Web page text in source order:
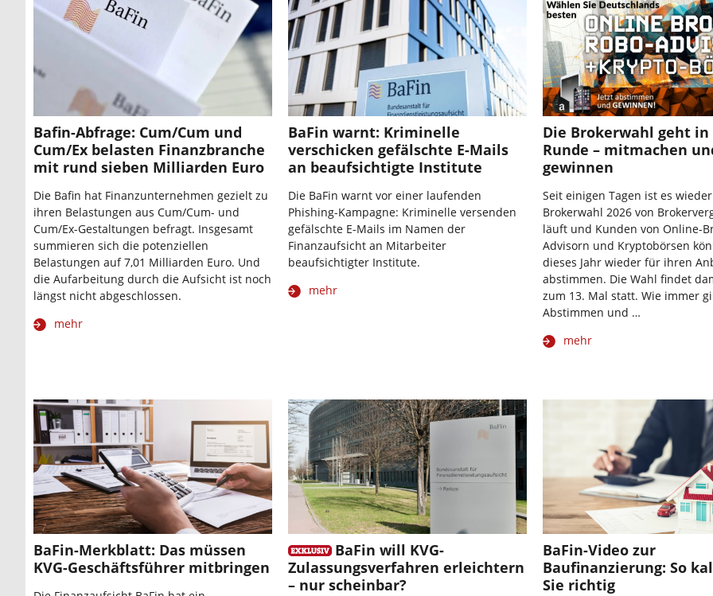
Bafin-Abfrage: Cum/Cum und
Cum/Ex belasten Finanzbranche
mit rund sieben Milliarden Euro
Die Bafin hat Finanzunternehmen gezielt zu
ihren Belastungen aus Cum/Cum- und
Cum/Ex-Gestaltungen befragt. Insgesamt
summieren sich die potenziellen
Belastungen auf 7,01 Milliarden Euro. Und
die Aufarbeitung durch die Aufsicht ist noch
längst nicht abgeschlossen.
mehr
BaFin warnt: Kriminelle
verschicken gefälschte E-Mails
an beaufsichtigte Institute
Die BaFin warnt vor einer laufenden
Phishing-Kampagne: Kriminelle versenden
gefälschte E-Mails im Namen der
Finanzaufsicht an Mitarbeiter
beaufsichtigter Institute.
mehr
Die Brokerwahl geht in
Runde – mitmachen
gewinnen
Seit einigen Tagen ist es
Brokerwahl 2026 von
läuft und Kunden von Online-
Advisorn und Kryptobörsen
dieses Jahr wieder für ihren
abstimmen. Die Wahl findet
zum 13. Mal statt. Wie immer
Abstimmen und …
mehr
BaFin-Merkblatt: Das müssen
KVG-Geschäftsführer mitbringen
BaFin will KVG-
Zulassungsverfahren erleichtern
– nur scheinbar?
BaFin-Video zur
Baufinanzierung: So
Sie richtig